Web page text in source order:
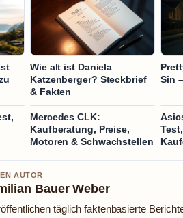
Wie alt ist Daniela
Katzenberger? Steckbrief
& Fakten
Sin
Mercedes CLK:
Kaufberatung, Preise,
Motoren & Schwachstellen
AUTOR
Bauer Weber
täglich faktenbasierte